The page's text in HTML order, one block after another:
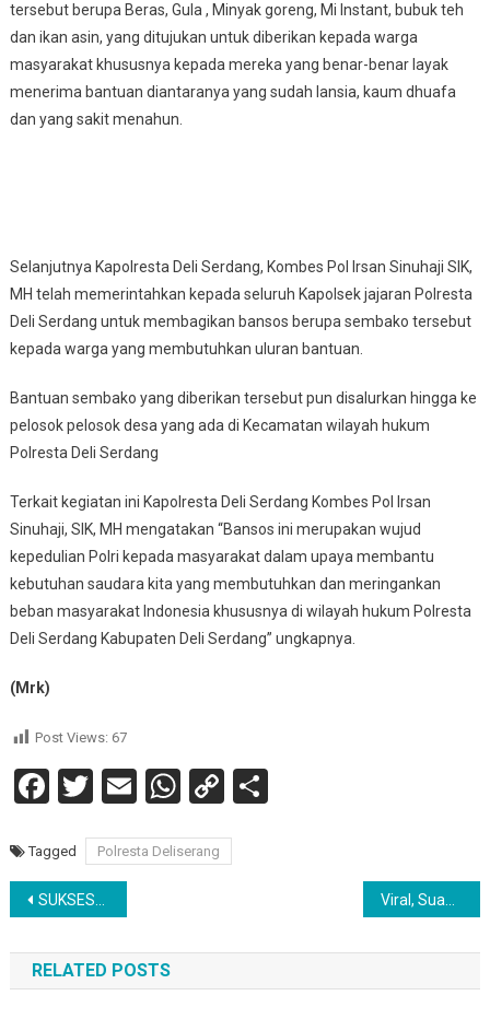
tersebut berupa Beras, Gula , Minyak goreng, Mi Instant, bubuk teh
dan ikan asin, yang ditujukan untuk diberikan kepada warga
masyarakat khususnya kepada mereka yang benar-benar layak
menerima bantuan diantaranya yang sudah lansia, kaum dhuafa
dan yang sakit menahun.
Selanjutnya Kapolresta Deli Serdang, Kombes Pol Irsan Sinuhaji SIK,
MH telah memerintahkan kepada seluruh Kapolsek jajaran Polresta
Deli Serdang untuk membagikan bansos berupa sembako tersebut
kepada warga yang membutuhkan uluran bantuan.
Bantuan sembako yang diberikan tersebut pun disalurkan hingga ke
pelosok pelosok desa yang ada di Kecamatan wilayah hukum
Polresta Deli Serdang
Terkait kegiatan ini Kapolresta Deli Serdang Kombes Pol Irsan
Sinuhaji, SIK, MH mengatakan “Bansos ini merupakan wujud
kepedulian Polri kepada masyarakat dalam upaya membantu
kebutuhan saudara kita yang membutuhkan dan meringankan
beban masyarakat Indonesia khususnya di wilayah hukum Polresta
Deli Serdang Kabupaten Deli Serdang” ungkapnya.
(Mrk)
Post Views: 67
Facebook
Twitter
EmailWhatsApp
CopyShare
Tagged Polresta Deliserang
Navigasi
pos
SUKSESKAN REGSOSEK 2022, BUPATI HUMBAHAS IKUT PENDATAAN Viral, Suami Bunuh Istri, Mutilasi Sampai Rebus Bagian Tubuh Istri.
RELATED POSTS